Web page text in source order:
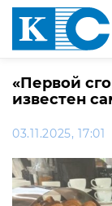
«Первой
известен
03.11.2025, 17:01